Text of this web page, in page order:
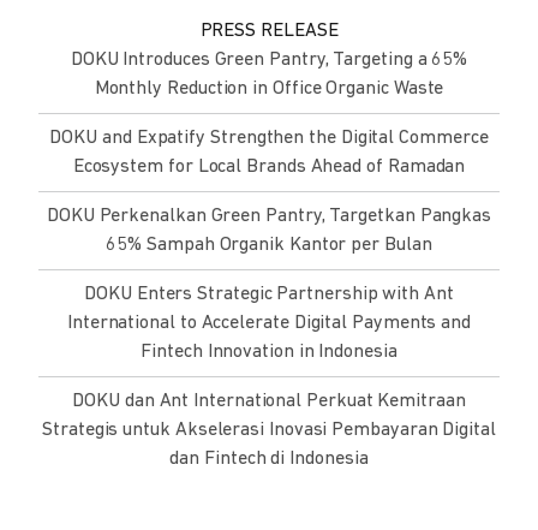
PRESS RELEASE
DOKU Introduces Green Pantry, Targeting a 65%
Monthly Reduction in Office Organic Waste
DOKU and Expatify Strengthen the Digital Commerce
Ecosystem for Local Brands Ahead of Ramadan
DOKU Perkenalkan Green Pantry, Targetkan Pangkas
65% Sampah Organik Kantor per Bulan
DOKU Enters Strategic Partnership with Ant
International to Accelerate Digital Payments and
Fintech Innovation in Indonesia
DOKU dan Ant International Perkuat Kemitraan
Strategis untuk Akselerasi Inovasi Pembayaran Digital
dan Fintech di Indonesia